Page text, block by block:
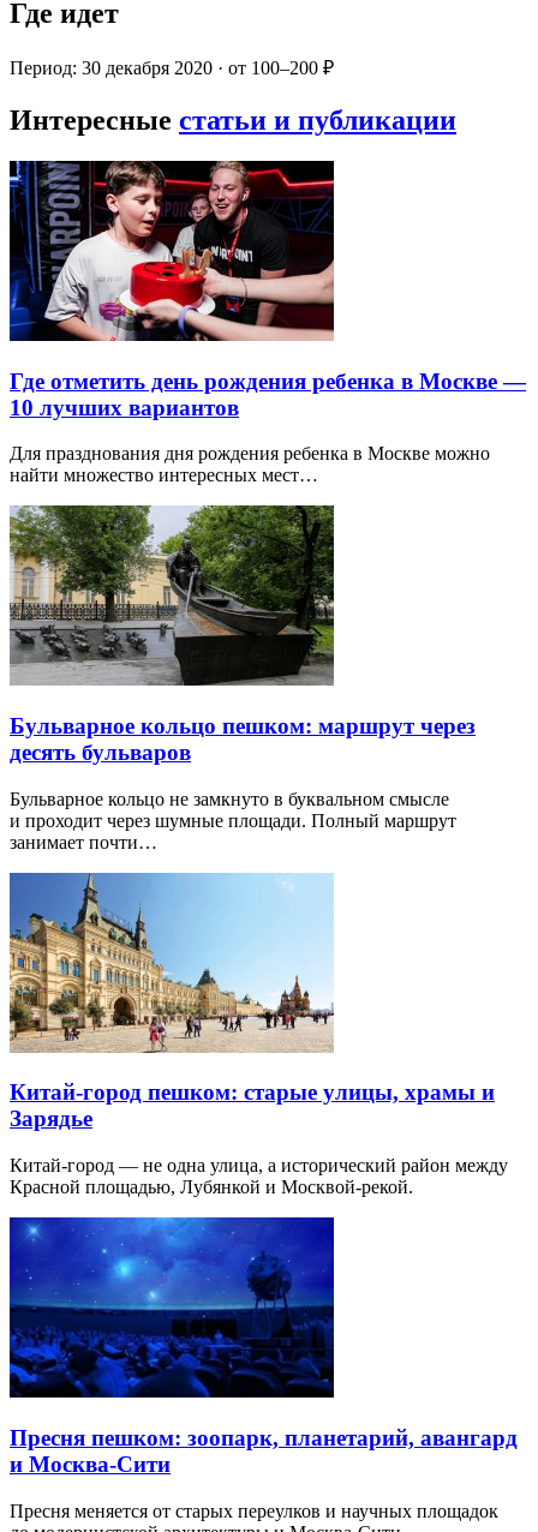
Где идет
Период: 30 декабря 2020 · от 100–200 ₽
Интересные статьи и публикации
Где отметить день рождения ребенка в Москве —
10 лучших вариантов
Для празднования дня рождения ребенка в Москве можно
найти множество интересных мест…
Бульварное кольцо пешком: маршрут через
десять бульваров
Бульварное кольцо не замкнуто в буквальном смысле
и проходит через шумные площади. Полный маршрут
занимает почти…
Китай-город пешком: старые улицы, храмы и
Зарядье
Китай-город — не одна улица, а исторический район между
Красной площадью, Лубянкой и Москвой-рекой.
Пресня пешком: зоопарк, планетарий, авангард
и Москва-Сити
Пресня меняется от старых переулков и научных площадок